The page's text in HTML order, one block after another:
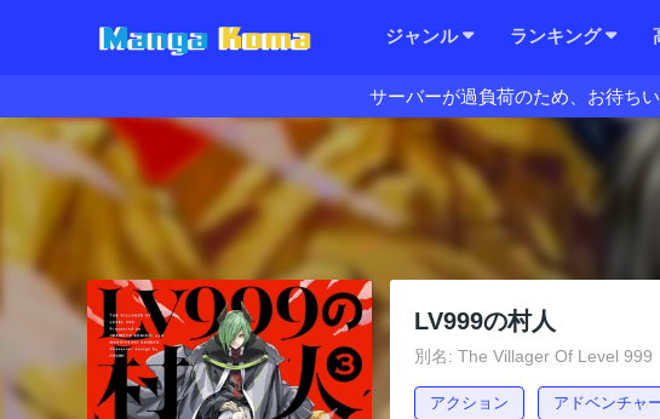
ジャンル ランキング
サーバーが過負荷のため、お待ち
LV999の村人
別名: The Villager Of Level 999
アクション アドベンチャ